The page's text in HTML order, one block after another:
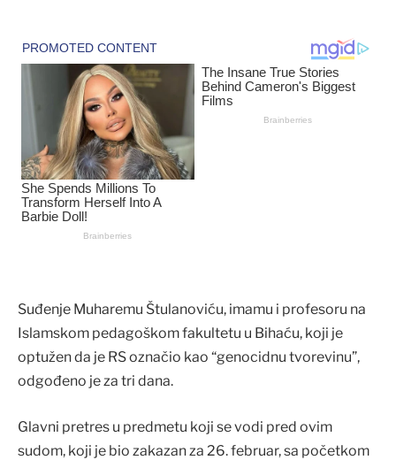
Suđenje Muharemu Štulanoviću, imamu i profesoru na
Islamskom pedagoškom fakultetu u Bihaću, koji je
optužen da je RS označio kao “genocidnu tvorevinu”,
odgođeno je za tri dana.
Glavni pretres u predmetu koji se vodi pred ovim
sudom, koji je bio zakazan za 26. februar, sa početkom